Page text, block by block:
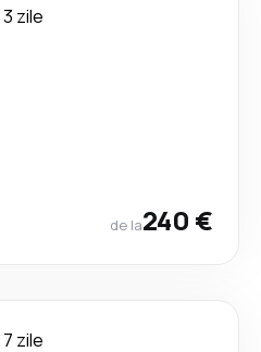
3 zile
de la240 €
7 zile